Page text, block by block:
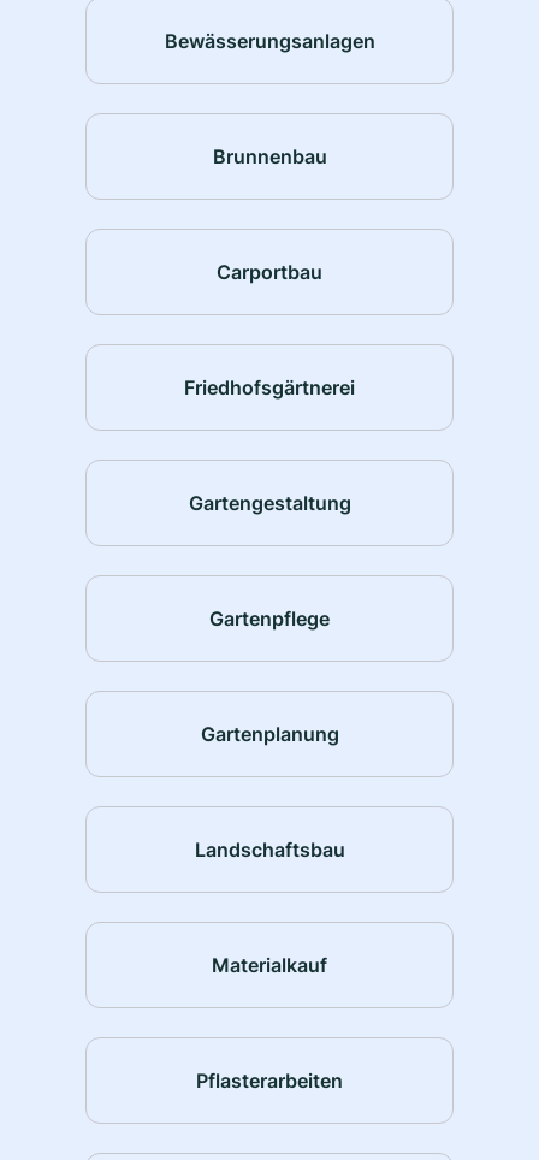
Bewässerungsanlagen
Brunnenbau
Carportbau
Friedhofsgärtnerei
Gartengestaltung
Gartenpflege
Gartenplanung
Landschaftsbau
Materialkauf
Pflasterarbeiten